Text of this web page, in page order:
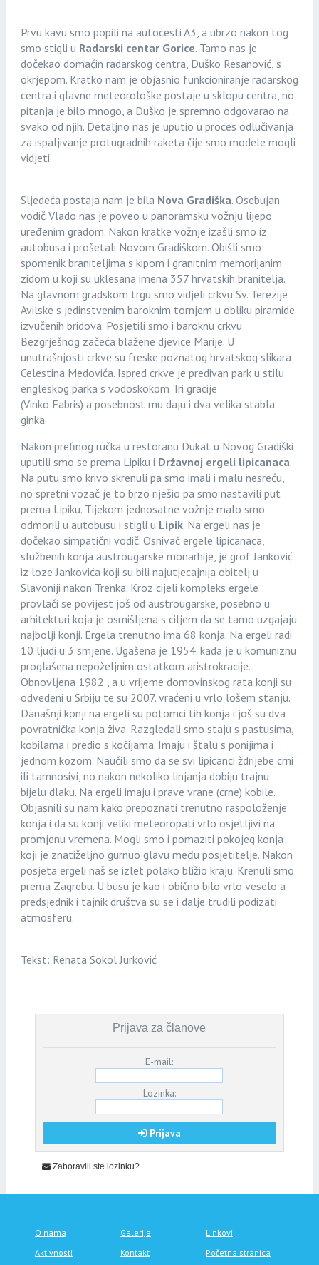
Prvu kavu smo popili na autocesti A3, a ubrzo nakon tog
smo stigli u Radarski centar Gorice. Tamo nas je
dočekao domaćin radarskog centra, Duško Resanović, s
okrjepom. Kratko nam je objasnio funkcioniranje radarskog
centra i glavne meteorološke postaje u sklopu centra, no
pitanja je bilo mnogo, a Duško je spremno odgovarao na
svako od njih. Detaljno nas je uputio u proces odlučivanja
za ispaljivanje protugradnih raketa čije smo modele mogli
vidjeti.
Sljedeća postaja nam je bila Nova Gradiška. Osebujan
vodič Vlado nas je poveo u panoramsku vožnju lijepo
uređenim gradom. Nakon kratke vožnje izašli smo iz
autobusa i prošetali Novom Gradiškom. Obišli smo
spomenik braniteljima s kipom i granitnim memorijanim
zidom u koji su uklesana imena 357 hrvatskih branitelja.
Na glavnom gradskom trgu smo vidjeli crkvu Sv. Terezije
Avilske s jedinstvenim baroknim tornjem u obliku piramide
izvučenih bridova. Posjetili smo i baroknu crkvu
Bezgrješnog začeća blažene djevice Marije. U
unutrašnjosti crkve su freske poznatog hrvatskog slikara
Celestina Medovića. Ispred crkve je predivan park u stilu
engleskog parka s vodoskokom Tri gracije
(Vinko Fabris) a posebnost mu daju i dva velika stabla
ginka.
Nakon prefinog ručka u restoranu Dukat u Novog Gradiški
uputili smo se prema Lipiku i Državnoj ergeli lipicanaca.
Na putu smo krivo skrenuli pa smo imali i malu nesreću,
no spretni vozač je to brzo riješio pa smo nastavili put
prema Lipiku. Tijekom jednosatne vožnje malo smo
odmorili u autobusu i stigli u Lipik. Na ergeli nas je
dočekao simpatični vodič. Osnivač ergele lipicanaca,
službenih konja austrougarske monarhije, je grof Janković
iz loze Jankovića koji su bili najutjecajnija obitelj u
Slavoniji nakon Trenka. Kroz cijeli kompleks ergele
provlači se povijest još od austrougarske, posebno u
arhitekturi koja je osmišljena s ciljem da se tamo uzgajaju
najbolji konji. Ergela trenutno ima 68 konja. Na ergeli radi
10 ljudi u 3 smjene. Ugašena je 1954. kada je u komuniznu
proglašena nepoželjnim ostatkom aristrokracije.
Obnovljena 1982., a u vrijeme domovinskog rata konji su
odvedeni u Srbiju te su 2007. vraćeni u vrlo lošem stanju.
Današnji konji na ergeli su potomci tih konja i još su dva
povratnička konja živa. Razgledali smo staju s pastusima,
kobilama i predio s kočijama. Imaju i štalu s ponijima i
jednom kozom. Naučili smo da se svi lipicanci ždrijebe crni
ili tamnosivi, no nakon nekoliko linjanja dobiju trajnu
bijelu dlaku. Na ergeli imaju i prave vrane (crne) kobile.
Objasnili su nam kako prepoznati trenutno raspoloženje
konja i da su konji veliki meteoropati vrlo osjetljivi na
promjenu vremena. Mogli smo i pomaziti pokojeg konja
koji je znatiželjno gurnuo glavu među posjetitelje. Nakon
posjeta ergeli naš se izlet polako bližio kraju. Krenuli smo
prema Zagrebu. U busu je kao i obično bilo vrlo veselo a
predsjednik i tajnik društva su se i dalje trudili podizati
atmosferu.
Tekst: Renata Sokol Jurković
Prijava za članove
E-mail:
Lozinka:
Prijava
Zaboravili ste lozinku?
O nama Galerija
Linkovi
Aktivnosti
Kontakt Početna stranica